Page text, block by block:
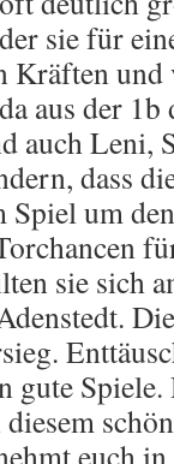
sie für
und
aus der
auch
dass
um
sie sich
gute
euch in